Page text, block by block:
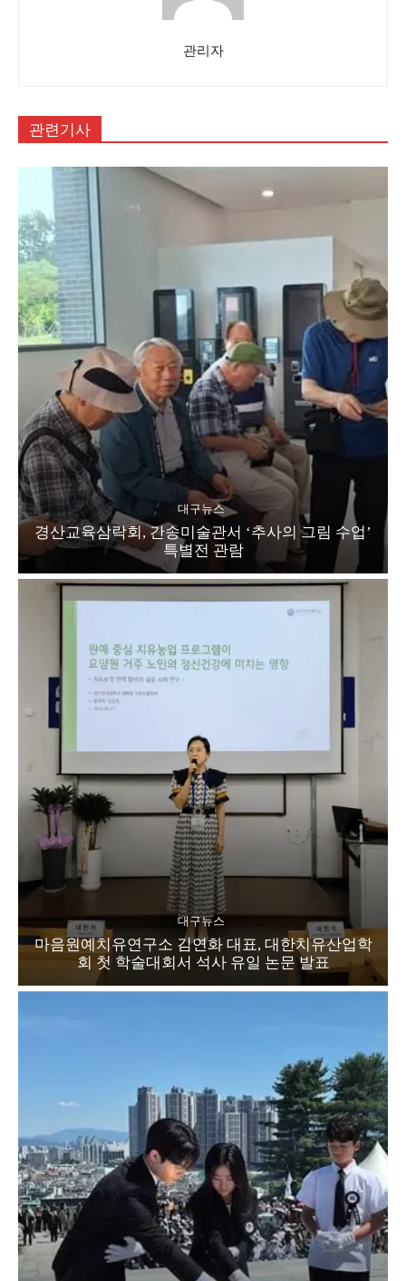
관리자
관련기사
대구뉴스
경산교육삼락회, 간송미술관서 ‘추사의 그림 수업’
특별전 관람
대구뉴스
마음원예치유연구소 김연화 대표, 대한치유산업학
회 첫 학술대회서 석사 유일 논문 발표